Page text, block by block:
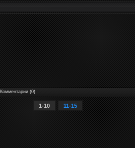
Комментарии (0)
1-10 11-15